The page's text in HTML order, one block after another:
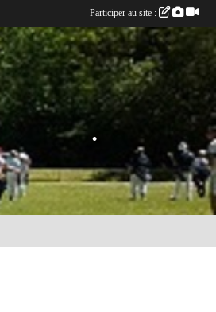
Participer au site :
•
•